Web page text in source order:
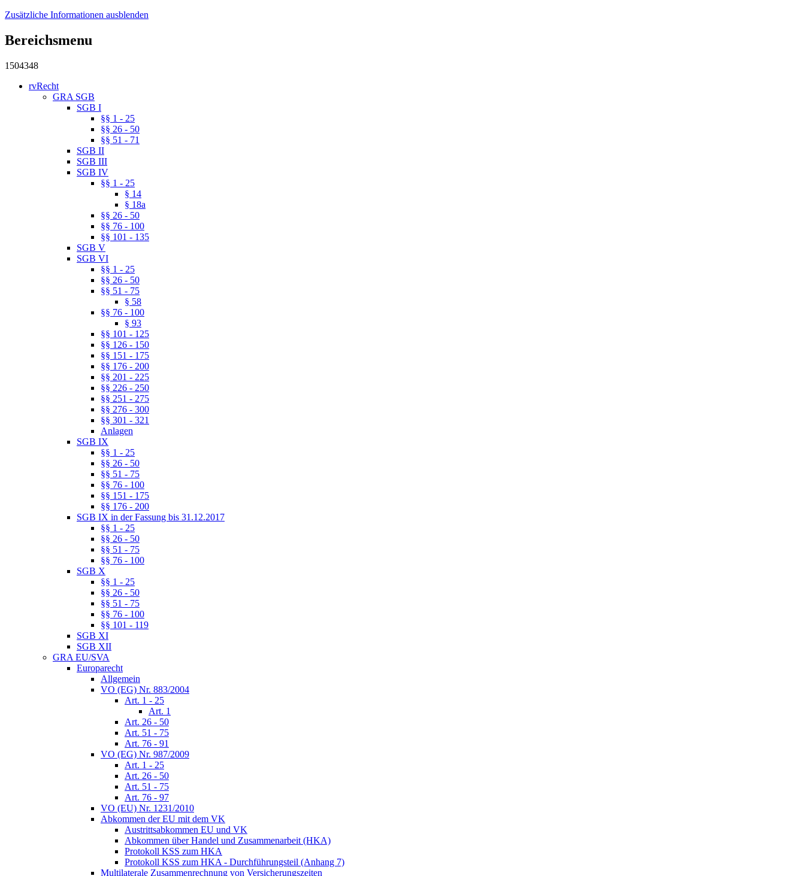
Zusätzliche Informationen ausblenden
Bereichsmenu
1504348
rvRecht
GRA SGB
SGB I
§§ 1 - 25
§§ 26 - 50
§§ 51 - 71
SGB II
SGB III
SGB IV
§§ 1 - 25
§ 14
§ 18a
§§ 26 - 50
§§ 76 - 100
§§ 101 - 135
SGB V
SGB VI
§§ 1 - 25
§§ 26 - 50
§§ 51 - 75
§ 58
§§ 76 - 100
§ 93
§§ 101 - 125
§§ 126 - 150
§§ 151 - 175
§§ 176 - 200
§§ 201 - 225
§§ 226 - 250
§§ 251 - 275
§§ 276 - 300
§§ 301 - 321
Anlagen
SGB IX
§§ 1 - 25
§§ 26 - 50
§§ 51 - 75
§§ 76 - 100
§§ 151 - 175
§§ 176 - 200
SGB IX in der Fassung bis 31.12.2017
§§ 1 - 25
§§ 26 - 50
§§ 51 - 75
§§ 76 - 100
SGB X
§§ 1 - 25
§§ 26 - 50
§§ 51 - 75
§§ 76 - 100
§§ 101 - 119
SGB XI
SGB XII
GRA EU/SVA
Europarecht
Allgemein
VO (EG) Nr. 883/2004
Art. 1 - 25
Art. 1
Art. 26 - 50
Art. 51 - 75
Art. 76 - 91
VO (EG) Nr. 987/2009
Art. 1 - 25
Art. 26 - 50
Art. 51 - 75
Art. 76 - 97
VO (EU) Nr. 1231/2010
Abkommen der EU mit dem VK
Austrittsabkommen EU und VK
Abkommen über Handel und Zusammenarbeit (HKA)
Protokoll KSS zum HKA
Protokoll KSS zum HKA - Durchführungsteil (Anhang 7)
Multilaterale Zusammenrechnung von Versicherungszeiten